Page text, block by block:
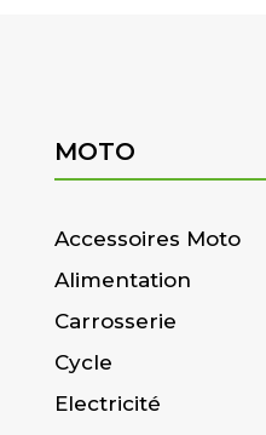
MOTO
Accessoires Moto
Alimentation
Carrosserie
Cycle
Electricité